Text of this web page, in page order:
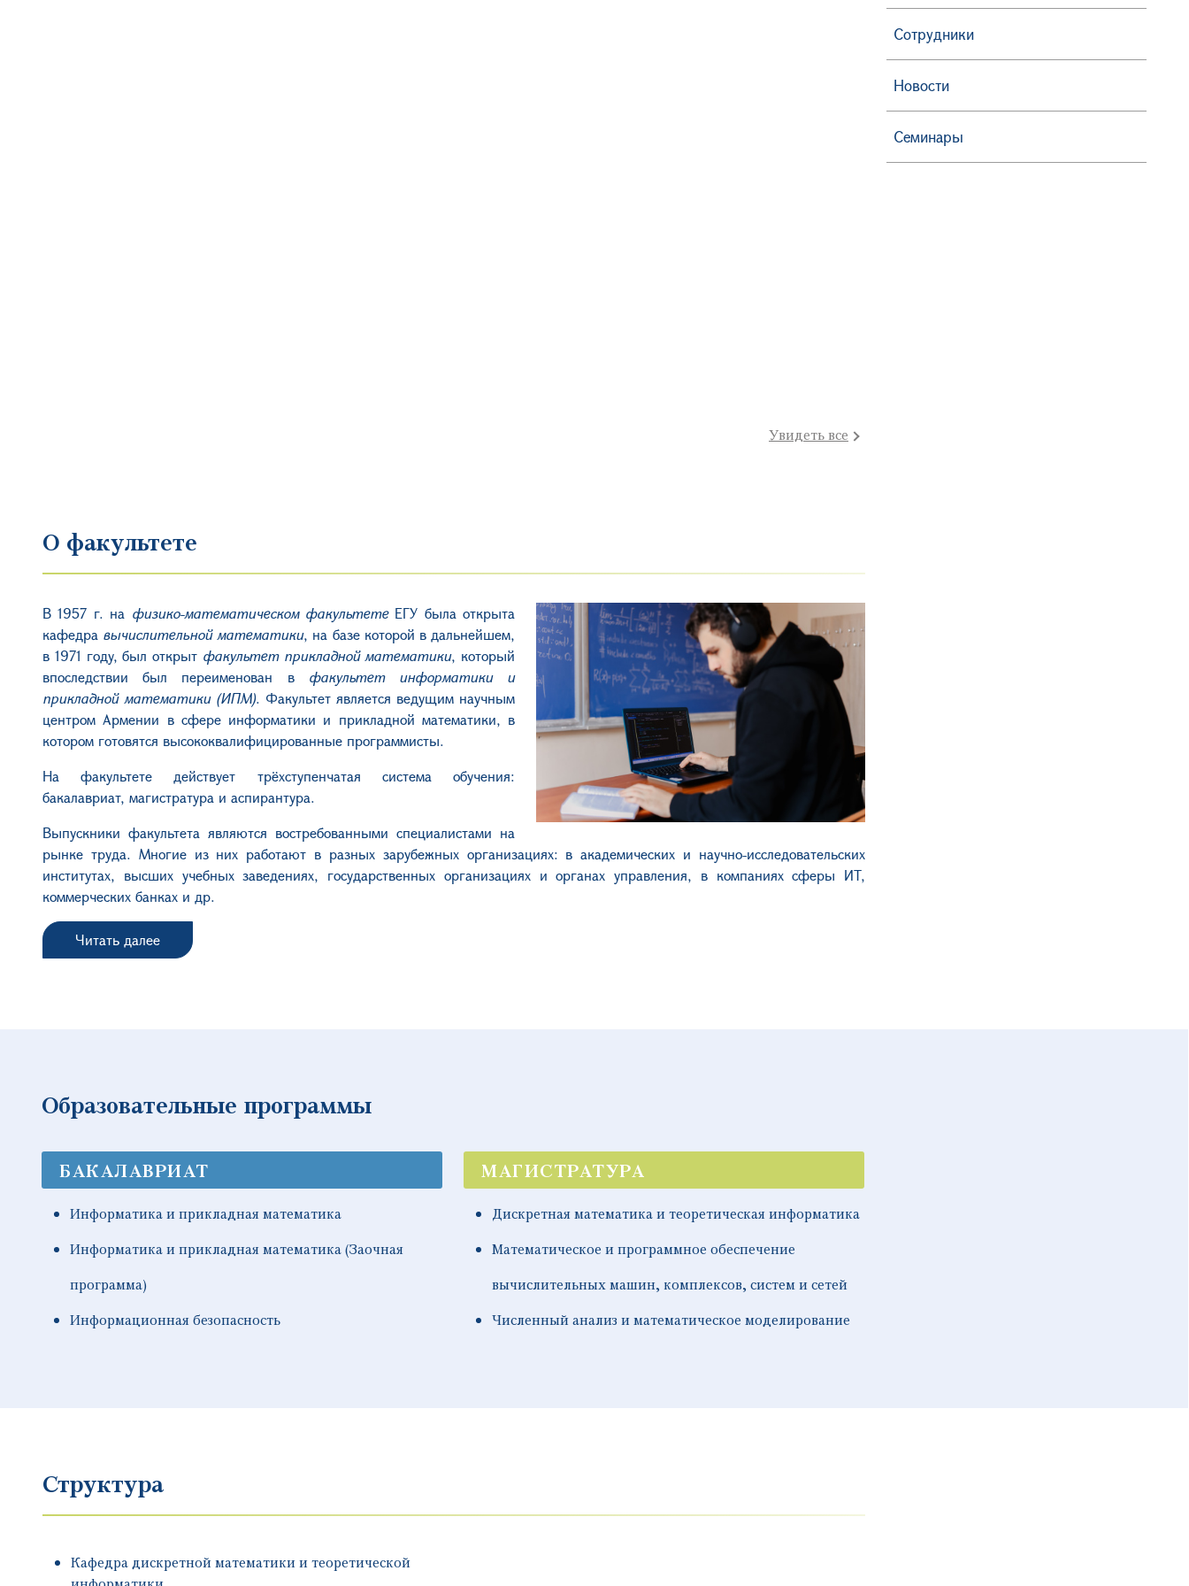
Увидеть все
О факультете
В 1957 г. на физико-математическом факультетеЕГУ была открыта
кафедра вычислительной математики, на базе которой в дальнейшем,
в 1971 году, был открыт факультет прикладной математики, который
впоследствии был переименован в факультет информатики и
прикладной математики (ИПМ). Факультет является ведущим научным
центром Армении в сфере информатики и прикладной математики, в
котором готовятся высококвалифицированные программисты.
На факультете действует трёхступенчатая система обучения:
бакалавриат, магистратура и аспирантура.
Выпускники факультета являются востребованными специалистами на
рынке труда. Многие из них работают в разных зарубежных организациях: в академических и научно-исследовательских
институтах, высших учебных заведениях, государственных организациях и органах управления, в компаниях сферы ИТ,
коммерческих банках и др.
Читать далее
Образовательные программы
БАКАЛАВРИАТ
Информатика и прикладная математика
Информатика и прикладная математика (Заочная
программа)
Информационная безопасность
МАГИСТРАТУРА
Дискретная математика и теоретическая информатика
Математическое и программное обеспечение
вычислительных машин, комплексов, систем и сетей
Численный анализ и математическое моделирование
Структура
Кафедра дискретной математики и теоретической
Сотрудники
Новости
Семинары